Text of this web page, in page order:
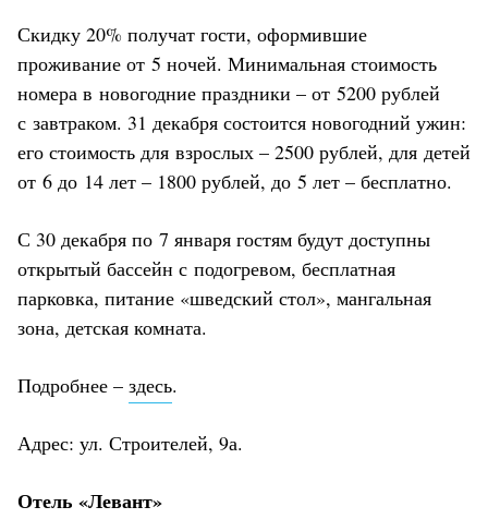
Скидку 20% получат гости, оформившие
проживание от 5 ночей. Минимальная стоимость
номера в новогодние праздники – от 5200 рублей
с завтраком. 31 декабря состоится новогодний ужин:
его стоимость для взрослых – 2500 рублей, для детей
от 6 до 14 лет – 1800 рублей, до 5 лет – бесплатно.
С 30 декабря по 7 января гостям будут доступны
открытый бассейн с подогревом, бесплатная
парковка, питание «шведский стол», мангальная
зона, детская комната.
Подробнее – здесь.
Адрес: ул. Строителей, 9а.
Отель «Левант»